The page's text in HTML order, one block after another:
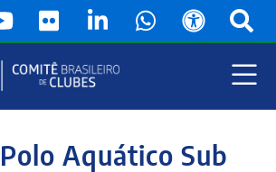
Aquático Sub